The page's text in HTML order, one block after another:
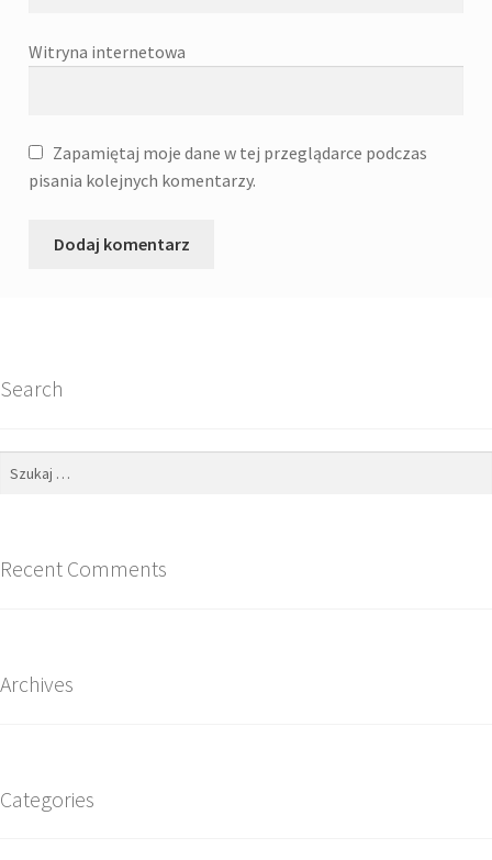
Witryna internetowa
Zapamiętaj moje dane w tej przeglądarce podczas
pisania kolejnych komentarzy.
Search
Recent Comments
Archives
Categories